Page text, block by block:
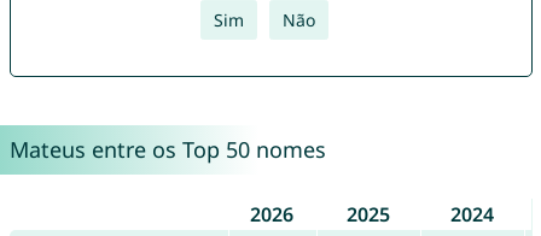
Sim Não
Mateus entre os Top 50 nomes
2026 2025
2024